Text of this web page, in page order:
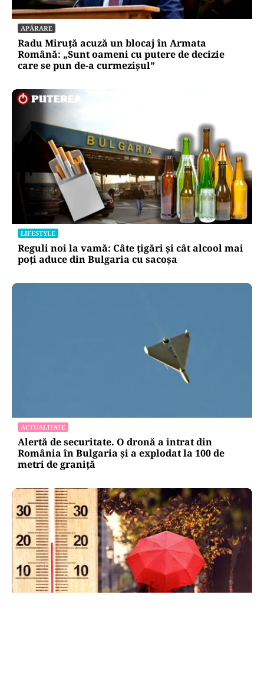
APĂRARE
Radu Miruță acuză un blocaj în Armata
Română: „Sunt oameni cu putere de decizie
care se pun de-a curmezișul”
LIFESTYLE
Reguli noi la vamă: Câte țigări și cât alcool mai
poți aduce din Bulgaria cu sacoșa
ACTUALITATE
Alertă de securitate. O dronă a intrat din
România în Bulgaria şi a explodat la 100 de
metri de graniţă